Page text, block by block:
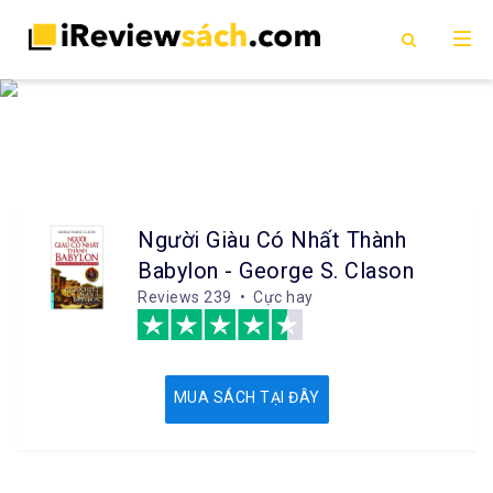
Người Giàu Có Nhất Thành
Babylon - George S. Clason
Reviews 239 • Cực hay
MUA SÁCH TẠI ĐÂY